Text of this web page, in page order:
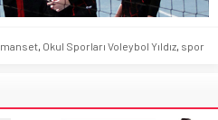
manset, Okul Sporları Voleybol Yıldız, spor